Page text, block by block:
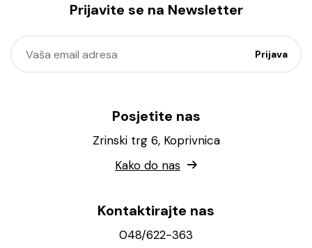
Prijavite se na Newsletter
Posjetite nas
Zrinski trg 6, Koprivnica
Kako do nas
Kontaktirajte nas
048/622-363